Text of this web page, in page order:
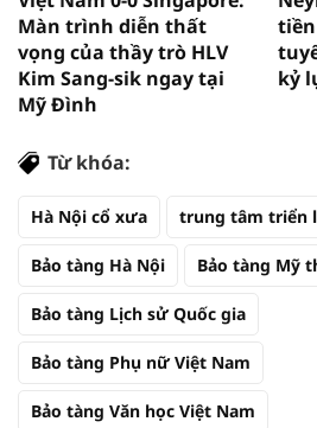
Màn trình diễn thất
vọng của thầy trò HLV
Kim Sang-sik ngay tại
Mỹ Đình
kỷ
Từ khóa:
Hà Nội cổ xưa trung tâm triển
Bảo tàng Hà Nội Bảo tàng Mỹ
Bảo tàng Lịch sử Quốc gia
Bảo tàng Phụ nữ Việt Nam
Bảo tàng Văn học Việt Nam